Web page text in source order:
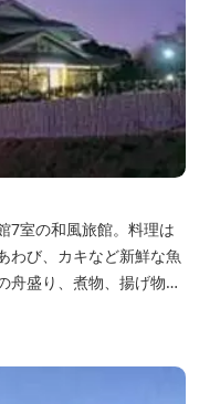
7室の和風旅館。料理は
わび、カキなど新鮮な魚
舟盛り、煮物、揚げ物な